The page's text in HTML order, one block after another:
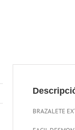
BRAZALETE